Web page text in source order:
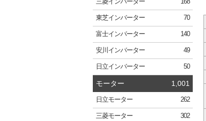
三菱インバーター 168
東芝インバーター 70
富士インバーター 140
安川 インバーター 49
日立インバーター 50
モーター 1,001
日立モーター 262
三菱モーター 302